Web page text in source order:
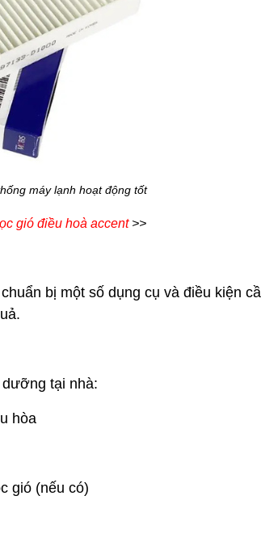
máy lạnh hoạt động tốt
gió điều hoà accent >>
bị một số dụng cụ và điều kiện
tại nhà:
hòa
gió (nếu có)